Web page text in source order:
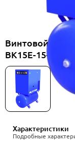
Винтовой
ВК15E-15-
Характеристики
Подробные